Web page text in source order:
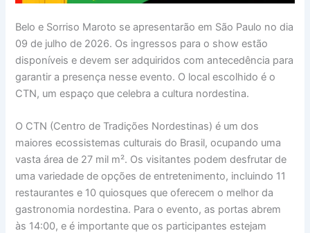
Belo e Sorriso Maroto se apresentarão em São Paulo no dia
09 de julho de 2026. Os ingressos para o show estão
disponíveis e devem ser adquiridos com antecedência para
garantir a presença nesse evento. O local escolhido é o
CTN, um espaço que celebra a cultura nordestina.
O CTN (Centro de Tradições Nordestinas) é um dos
maiores ecossistemas culturais do Brasil, ocupando uma
vasta área de 27 mil m². Os visitantes podem desfrutar de
uma variedade de opções de entretenimento, incluindo 11
restaurantes e 10 quiosques que oferecem o melhor da
gastronomia nordestina. Para o evento, as portas abrem
às 14:00, e é importante que os participantes estejam